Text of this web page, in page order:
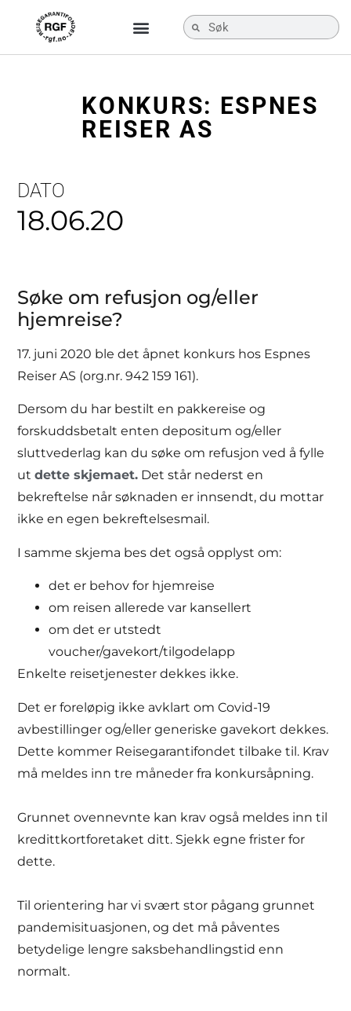
KONKURS: ESPNES
REISER AS
DATO
18.06.20
Søke om refusjon og/eller
hjemreise?
17. juni 2020 ble det åpnet konkurs hos Espnes
Reiser AS (org.nr. 942 159 161).
Dersom du har bestilt en pakkereise og
forskuddsbetalt enten depositum og/eller
sluttvederlag kan du søke om refusjon ved å fylle
utdette skjemaet. Det står nederst en
bekreftelse når søknaden er innsendt, du mottar
ikke en egen bekreftelsesmail.
I samme skjema bes det også opplyst om:
det er behov for hjemreise
om reisen allerede var kansellert
om det er utstedt
voucher/gavekort/tilgodelapp
Enkelte reisetjenester dekkes ikke.
Det er foreløpig ikke avklart om Covid-19
avbestillinger og/eller generiske gavekort dekkes.
Dette kommer Reisegarantifondet tilbake til. Krav
må meldes inn tre måneder fra konkursåpning.
Grunnet ovennevnte kan krav også meldes inn til
kredittkortforetaket ditt. Sjekk egne frister for
dette.
Til orientering har vi svært stor pågang grunnet
pandemisituasjonen, og det må påventes
betydelige lengre saksbehandlingstid enn
normalt.